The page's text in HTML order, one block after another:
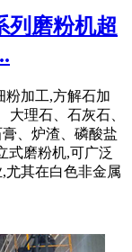
列磨粉机超
粉加工,方解石加
大理石、石灰石、
、炉渣、磷酸盐
式磨粉机,可广泛
尤其在白色非金属